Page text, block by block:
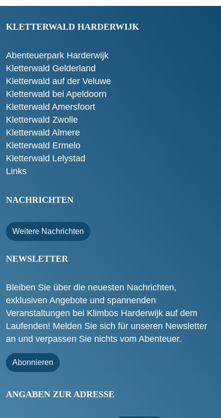
KLETTERWALD HARDERWIJK
Abenteuerpark Harderwijk
Kletterwald Gelderland
Kletterwald auf der Veluwe
Kletterwald bei Apeldoorn
Kletterwald Amersfoort
Kletterwald Zwolle
Kletterwald Almere
Kletterwald Ermelo
Kletterwald Lelystad
Links
NACHRICHTEN
Weitere Nachrichten
NEWSLETTER
Bleiben Sie über die neuesten Nachrichten,
exklusiven Angebote und spannenden
Veranstaltungen bei Klimbos Harderwijk auf dem
Laufenden! Melden Sie sich für unseren Newsletter
an und verpassen Sie nichts vom Abenteuer.
Abonnieren
ANGABEN ZUR ADRESSE